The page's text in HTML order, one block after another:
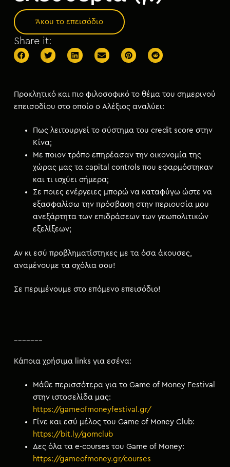
ν
ο
Άκου το επεισόδιο
Share it:
Προκλητικό και πιο φιλοσοφικό το θέμα του σημερινού
επεισοδίου στο οποίο ο Αλέξιος αναλύει:
Πως λειτουργεί το σύστημα του credit score στην
Κίνα;
Με ποιον τρόπο επηρέασαν την οικονομία της
χώρας μας τα capital controls που εφαρμόστηκαν
και τι ισχύει σήμερα;
Σε ποιες ενέργειες μπορώ να καταφύγω ώστε να
εξασφαλίσω την πρόσβαση στην περιουσία μου
ανεξάρτητα των επιδράσεων των γεωπολιτικών
εξελίξεων;
Αν κι εσύ προβληματίστηκες με τα όσα άκουσες,
αναμένουμε τα σχόλια σου!
Σε περιμένουμε στο επόμενο επεισόδιο!
Κάποια χρήσιμα links για εσένα:
Μάθε περισσότερα για το Game of Money Festival
στην ιστοσελίδα μας:
https://gameofmoneyfestival.gr/
Γίνε και εσύ μέλος του Game of Money Club:
https://bit.ly/gomclub
Δες όλα τα e-courses του Game of Money:
https://gameofmoney.gr/courses